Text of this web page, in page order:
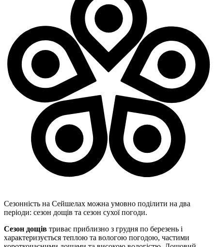
Сезонність на Сейшелах можна умовно поділити на два
періоди: сезон дощів та сезон сухої погоди.
Сезон дощів триває приблизно з грудня по березень і
характеризується теплою та вологою погодою, частими